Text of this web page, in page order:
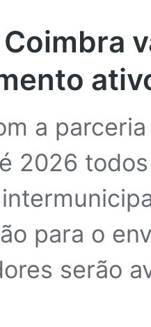
Coimbra
a
2026
para o
serão